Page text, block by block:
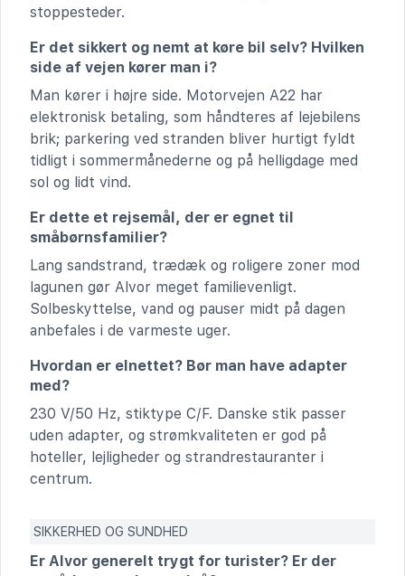
stoppesteder.
Er det sikkert og nemt at køre bil selv? Hvilken
side af vejen kører man i?
Man kører i højre side. Motorvejen A22 har
elektronisk betaling, som håndteres af lejebilens
brik; parkering ved stranden bliver hurtigt fyldt
tidligt i sommermånederne og på helligdage med
sol og lidt vind.
Er dette et rejsemål, der er egnet til
småbørnsfamilier?
Lang sandstrand, trædæk og roligere zoner mod
lagunen gør Alvor meget familievenligt.
Solbeskyttelse, vand og pauser midt på dagen
anbefales i de varmeste uger.
Hvordan er elnettet? Bør man have adapter
med?
230 V/50 Hz, stiktype C/F. Danske stik passer
uden adapter, og strømkvaliteten er god på
hoteller, lejligheder og strandrestauranter i
centrum.
SIKKERHED OG SUNDHED
Er Alvor generelt trygt for turister? Er der